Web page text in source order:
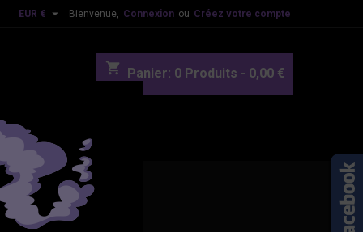
Bienvenue, Connexion ou Créez votre compte
EUR € 
shopping_cart Panier: 0 Produits - 0,00 €
Jackz 50ml